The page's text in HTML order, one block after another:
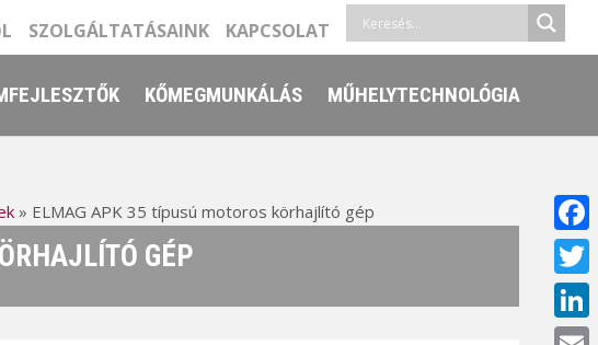
SZOLGÁLTATÁSAINK KAPCSOLAT
KŐMEGMUNKÁLÁS MŰHELYTECHNOLÓGIA
» ELMAG APK 35 típusú motoros körhajlító gép
GÉP